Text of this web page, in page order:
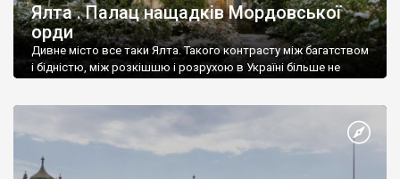
Ялта . Палац нащадків Мордовської
орди
Дивне місто все таки Ялта. Такого контрасту між багатством
і бідністю, між розкішшю і розрухою в Україні більше не